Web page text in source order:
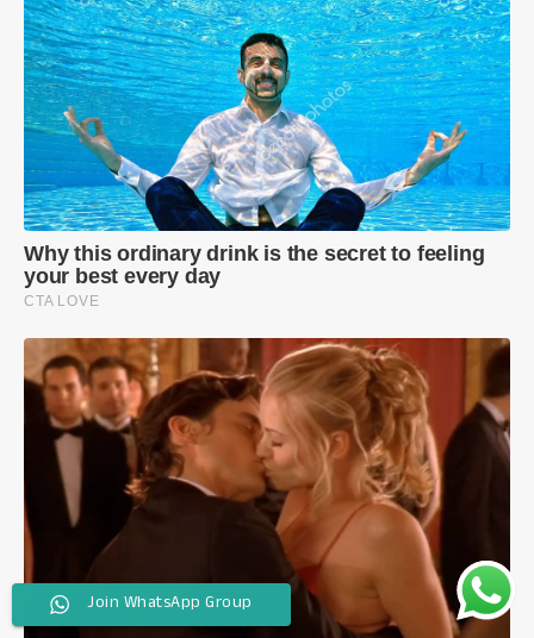
Join WhatsApp Group